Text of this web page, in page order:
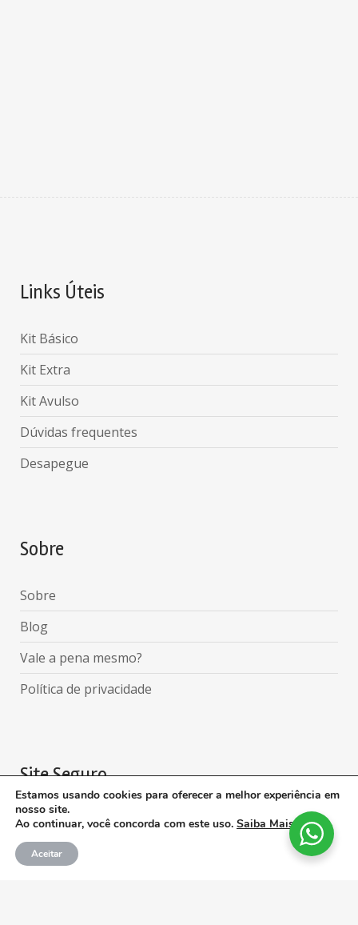
Links Úteis
Kit Básico
Kit Extra
Kit Avulso
Dúvidas frequentes
Desapegue
Sobre
Sobre
Blog
Vale a pena mesmo?
Política de privacidade
Site Seguro
Estamos usando cookies para oferecer a melhor experiência em
nosso site.
Ao continuar, você concorda com este uso. Saiba Mais.
Aceitar